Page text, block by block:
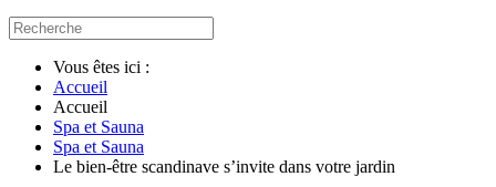
Vous êtes ici :
Accueil
Accueil
Spa et Sauna
Spa et Sauna
Le bien-être scandinave s’invite dans votre jardin